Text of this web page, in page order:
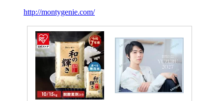
http://montygenie.com/